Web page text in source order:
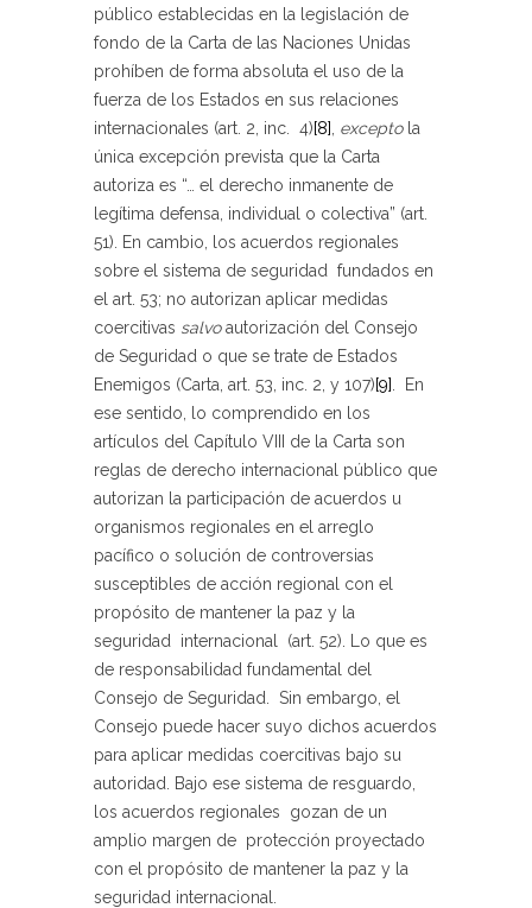
público establecidas en la legislación de
fondo de la Carta de las Naciones Unidas
prohíben de forma absoluta el uso de la
fuerza de los Estados en sus relaciones
internacionales (art. 2, inc. 4)[8] exceptola
única excepción prevista que la Carta
autoriza es “… el derecho inmanente de
legítima defensa, individual o colectiva” (art.
51). En cambio, los acuerdos regionales
sobre el sistema de seguridad fundados en
el art. 53; no autorizan aplicar medidas
coercitivas salvoautorización del Consejo
de Seguridad o que se trate de Estados
Enemigos (Carta, art. 53, inc. 2, y 107)[9]
. En
ese sentido, lo comprendido en los
artículos del Capítulo VIII de la Carta son
reglas de derecho internacional público que
autorizan la participación de acuerdos u
organismos regionales en el arreglo
pacífico o solución de controversias
susceptibles de acción regional con el
propósito de mantener la paz y la
seguridad internacional (art. 52). Lo que es
de responsabilidad fundamental del
Consejo de Seguridad. Sin embargo, el
Consejo puede hacer suyo dichos acuerdos
para aplicar medidas coercitivas bajo su
autoridad. Bajo ese sistema de resguardo,
los acuerdos regionales gozan de un
amplio margen de protección proyectado
con el propósito de mantener la paz y la
seguridad internacional.